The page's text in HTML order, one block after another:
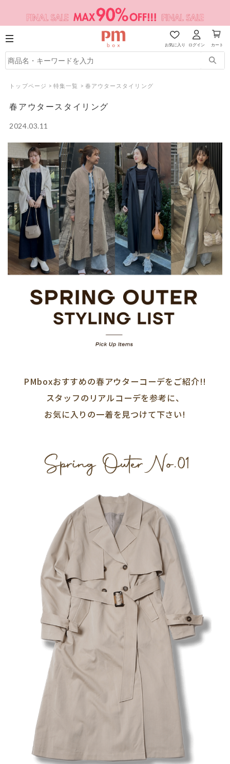
お気に入り ログイン カート
トップページ > 特集一覧 > 春アウタースタイリング
春アウタースタイリング
2024.03.11
PMboxおすすめの春アウターコーデをご紹介!!
スタッフのリアルコーデを参考に、
お気に入りの一着を見つけて下さい!